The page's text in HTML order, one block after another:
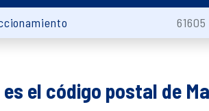
61605
es el código postal de